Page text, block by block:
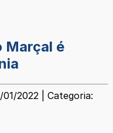
Marçal é
2022 | Categoria: